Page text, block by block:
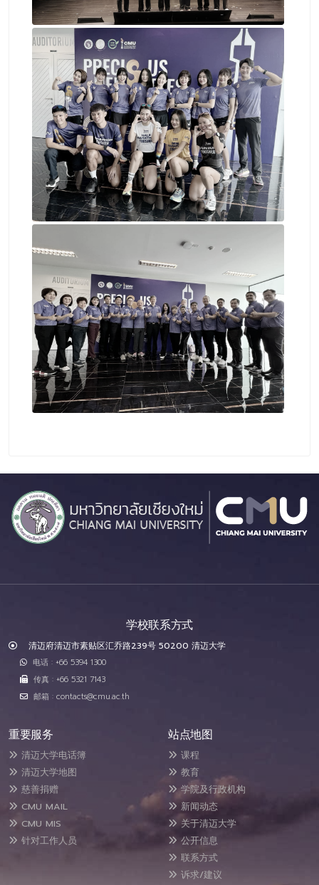
学校联系方式
清迈府清迈市素贴区汇乔路239号 50200 清迈大学
电话 : +66 5394 1300
传真 : +66 5321 7143
邮箱 : contacts@cmu.ac.th
重要服务
清迈大学电话簿
清迈大学地图
慈善捐赠
CMU MAIL
CMU MIS
针对工作人员
站点地图
课程
教育
学院及行政机构
新闻动态
关于清迈大学
公开信息
联系方式
诉求/建议